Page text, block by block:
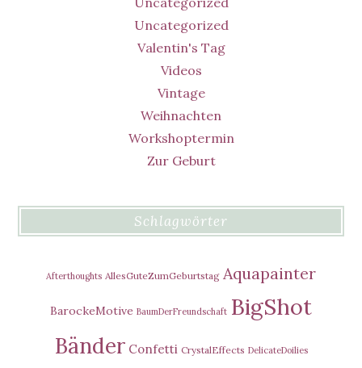
Uncategorized
Valentin's Tag
Videos
Vintage
Weihnachten
Workshoptermin
Zur Geburt
Schlagwörter
Afterthoughts AllesGuteZumGeburtstag Aquapainter
BarockeMotive BaumDerFreundschaft BigShot
Bänder Confetti CrystalEffects DelicateDoilies